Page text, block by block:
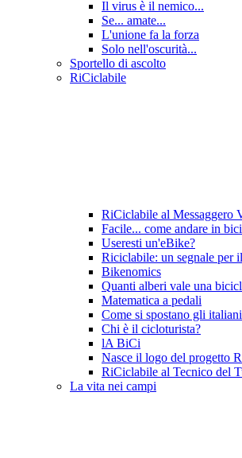
Il virus è il nemico...
Se... amate...
L'unione fa la forza
Solo nell'oscurità...
Sportello di ascolto
RiCiclabile
RiCiclabile al Messaggero
Facile... come andare in
Useresti un'eBike?
Riciclabile: un segnale per
Bikenomics
Quanti alberi vale una
Matematica a pedali
Come si spostano gli italiani
Chi è il cicloturista?
lA BiCi
Nasce il logo del progetto
RiCiclabile al Tecnico del
La vita nei campi